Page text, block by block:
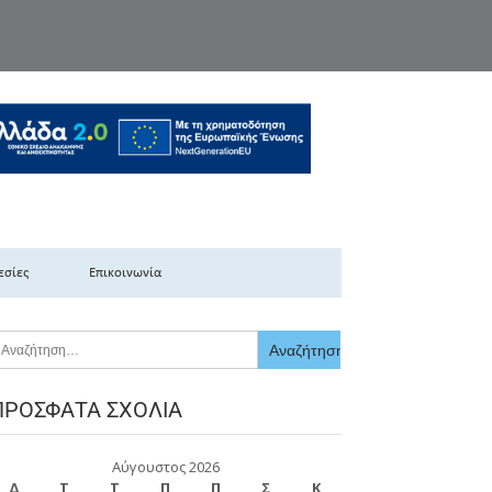
Ελλάδας
Επικοινωνία
ΣΧΌΛΙΑ
Αύγουστος 2026
Δ
Τ Τ Π Π Σ
Κ